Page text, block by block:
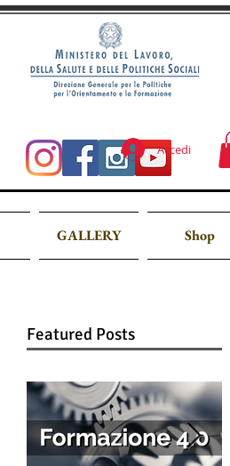
Accedi
GALLERY Shop
Featured Posts